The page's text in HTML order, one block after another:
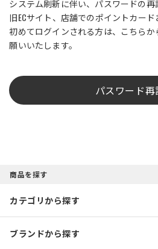
システム刷新に伴い、パスワードの再
旧ECサイト、店舗でのポイントカー
初めてログインされる方は、こちら
願いいたします。
パスワード再
商品を探す
カテゴリから探す
ブランドから探す